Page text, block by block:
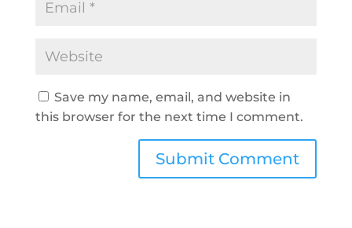
Save my name, email, and website in
this browser for the next time I comment.